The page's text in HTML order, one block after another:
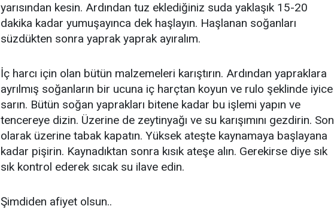
yarısından kesin. Ardından tuz eklediğiniz suda yaklaşık 15-20
dakika kadar yumuşayınca dek haşlayın. Haşlanan soğanları
süzdükten sonra yaprak yaprak ayıralım.
İç harcı için olan bütün malzemeleri karıştırın. Ardından yapraklara
ayrılmış soğanların bir ucuna iç harçtan koyun ve rulo şeklinde iyice
sarın. Bütün soğan yaprakları bitene kadar bu işlemi yapın ve
tencereye dizin. Üzerine de zeytinyağı ve su karışımını gezdirin. Son
olarak üzerine tabak kapatın. Yüksek ateşte kaynamaya başlayana
kadar pişirin. Kaynadıktan sonra kısık ateşe alın. Gerekirse diye sık
sık kontrol ederek sıcak su ilave edin.
Şimdiden afiyet olsun..